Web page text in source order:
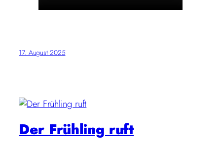
17. August 2025
Der Frühling ruft